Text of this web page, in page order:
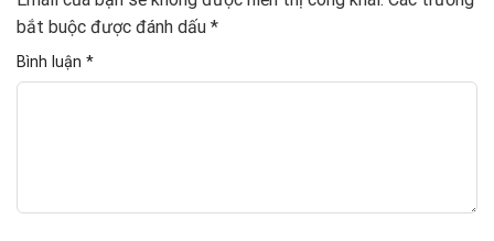
bắt buộc được đánh dấu *
Bình luận *